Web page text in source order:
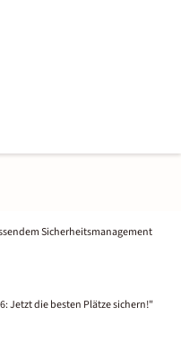
Sicherheitsmanagement
Jetzt die besten Plätze sichern!"